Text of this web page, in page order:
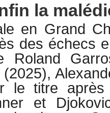
la
en Grand
des échecs
Roland
(2025),
le titre après
et